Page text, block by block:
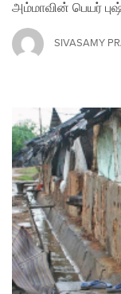
அம்மாவின் பெயர்
SIVASAMY